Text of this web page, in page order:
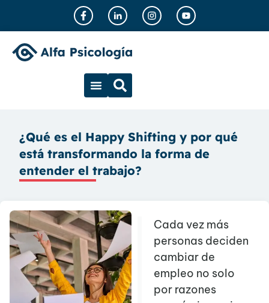
¿Qué es el Happy Shifting y por qué
está transformando la forma de
entender el trabajo?
Cada vez más
personas deciden
cambiar de
empleo no solo
por razones